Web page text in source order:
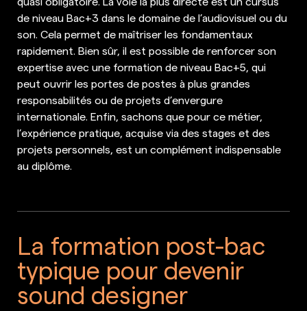
de niveau Bac+3 dans le domaine de l’audiovisuel ou du
son. Cela permet de maîtriser les fondamentaux
rapidement. Bien sûr, il est possible de renforcer son
expertise avec une formation de niveau Bac+5, qui
peut ouvrir les portes de postes à plus grandes
responsabilités ou de projets d’envergure
internationale. Enfin, sachons que pour ce métier,
l’expérience pratique, acquise via des stages et des
projets personnels, est un complément indispensable
au diplôme.
La formation post-bac
typique pour devenir
sound designer